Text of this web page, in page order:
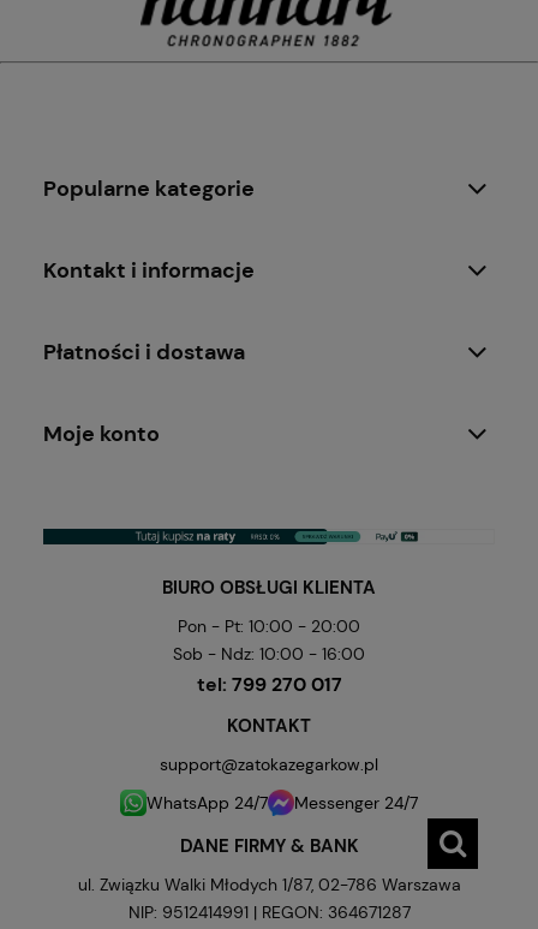
Popularne kategorie
Kontakt i informacje
Płatności i dostawa
Moje konto
BIURO OBSŁUGI KLIENTA
Pon - Pt: 10:00 - 20:00
Sob - Ndz: 10:00 - 16:00
tel: 799 270 017
KONTAKT
support@zatokazegarkow.pl
WhatsApp 24/7
Messenger 24/7
DANE FIRMY & BANK
ul. Związku Walki Młodych 1/87, 02-786 Warszawa
NIP: 9512414991 | REGON: 364671287